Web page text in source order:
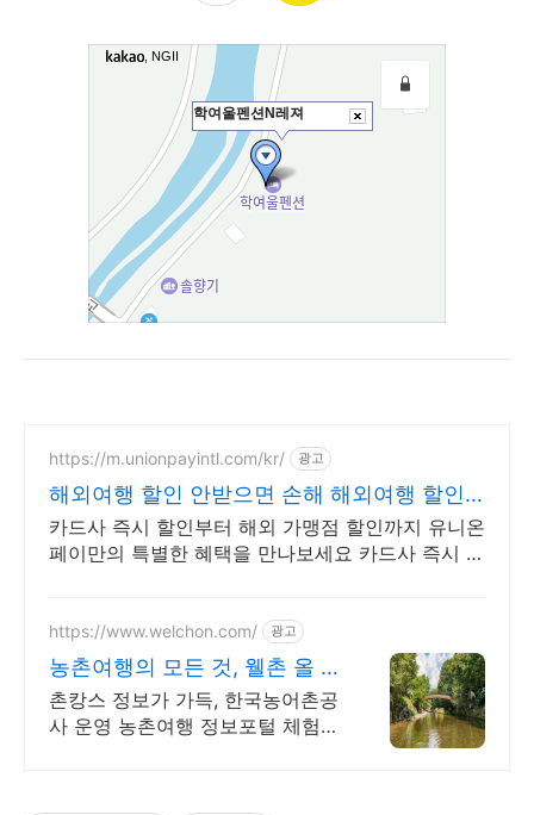
https://m.unionpayintl.com/kr/ 광고
해외여행 할인 안받으면 손해 해외여행 할인
받고 싶다면?
카드사 즉시 할인부터 해외 가맹점 할인까지 유니온
페이만의 특별한 혜택을 만나보세요 카드사 즉시 할
https://www.welchon.com/ 광고
농촌여행의 모든 것, 웰촌 올 여
름 여행은 농촌으로!
촌캉스 정보가 가득, 한국농어촌공
사 운영 농촌여행 정보포털 체험/